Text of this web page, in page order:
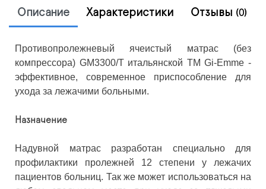
Описание Характеристики Отзывы (0)
Противопролежневый ячеистый матрас (без
компрессора) GM3300/T итальянской ТМ Gi-Emme -
эффективное, современное приспособление для
ухода за лежачими больными.
Назначение
Надувной матрас разработан специально для
профилактики пролежней 12 степени у лежачих
пациентов больниц. Так же может использоваться на